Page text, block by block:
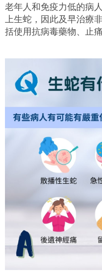
老年人和免疫力低的病
上生蛇，因此及早治療
括使用抗病毒藥物、止